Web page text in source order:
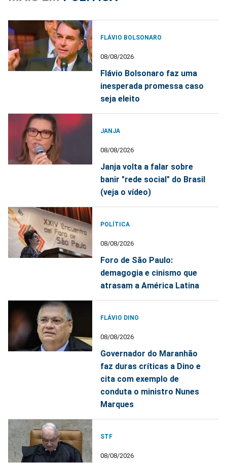
FLÁVIO BOLSONARO
08/08/2026
Flávio Bolsonaro faz uma
inesperada promessa caso
seja eleito
JANJA
08/08/2026
Janja volta a falar sobre
banir "rede social" do Brasil
(veja o vídeo)
POLÍTICA
08/08/2026
Foro de São Paulo:
demagogia e cinismo que
atrasam a América Latina
FLÁVIO DINO
08/08/2026
Governador do Maranhão
faz duras críticas a Dino e
cita com exemplo de
conduta o ministro Nunes
Marques
STF
08/08/2026